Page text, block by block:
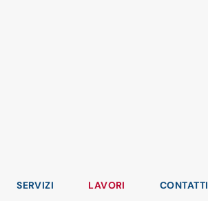
SERVIZI LAVORI CONTATTI